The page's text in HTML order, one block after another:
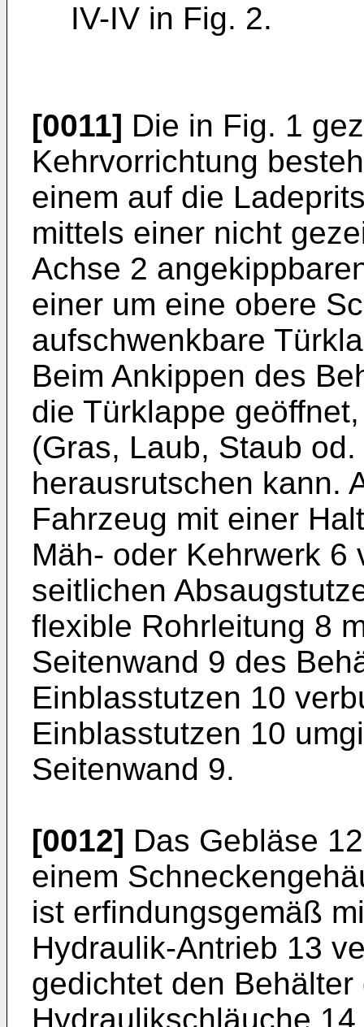
IV-IV in Fig. 2.
[0011] Die in Fig. 1
Kehrvorrichtung
einem auf die
mittels einer nicht
Achse 2
einer um eine obere
aufschwenkbare
Beim Ankippen des
die Türklappe
(Gras, Laub, Staub
herausrutschen kann.
Fahrzeug mit einer
Mäh- oder Kehrwerk 6
seitlichen
flexible Rohrleitung 8
Seitenwand 9 des
Einblasstutzen 10
Einblasstutzen 10
Sei­tenwand 9.
[0012] Das Gebläse
einem
ist erfindungsgemäß
Hydraulik-Antrieb 13
gedichtet den
Hydraulikschläuche